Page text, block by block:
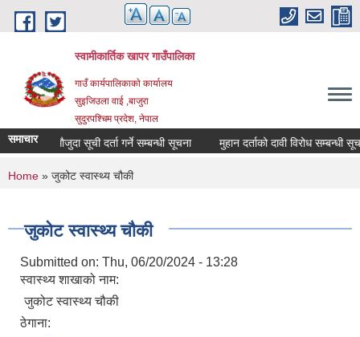
Skip to main content
स्वामीकार्तिक खापर गाउँपालिका
गाउँ कार्यपालिकाकाे कार्यालय
सुइजिउला वाई ,बाजुरा
सुदुरपश्चिम प्रदेश, नेपाल
समाचारमाैजुदा सूची दर्ता गर्ने सम्बन्धी सूचना मुहान दर्ताको दावी विरोध सम्बन्धी सूचना
You are here
Home » जुकोट स्वास्थ्य चौकी
जुकोट स्वास्थ्य चौकी
Submitted on: Thu, 06/20/2024 - 13:28
स्वास्थ्य शाखाको नाम:
जुकोट स्वास्थ्य चौकी
ठेगाना: